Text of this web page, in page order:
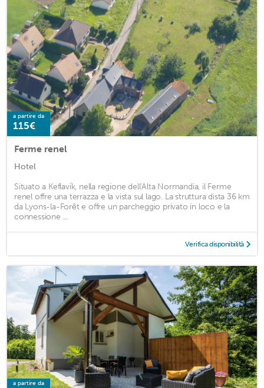
a partire da
115€
Ferme renel
Hotel
Situato a Keflavík, nella regione dell'Alta Normandia, il Ferme
renel offre una terrazza e la vista sul lago. La struttura dista 36 km
da Lyons-la-Forêt e offre un parcheggio privato in loco e la
connessione ...
Verifica disponibilità
a partire da